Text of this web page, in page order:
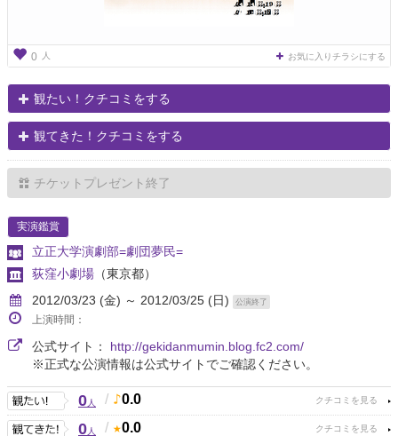
0 人 お気に入りチラシにする
観たい！クチコミをする
観てきた！クチコミをする
チケットプレゼント終了
実演鑑賞
立正大学演劇部=劇団夢民=
荻窪小劇場 （東京都）
2012/03/23 (金) ～ 2012/03/25 (日)
公演終了
上演時間：
公式サイト： http://gekidanmumin.blog.fc2.com/
※正式な公演情報は公式サイトでご確認ください。
0人 / 0.0
0人 / 0.0